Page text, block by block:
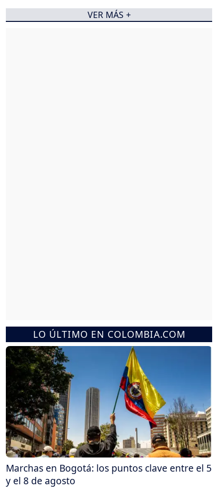
LO ÚLTIMO EN COLOMBIA.COM
Marchas en Bogotá: los puntos clave entre el 5
y el 8 de agosto
VER MÁS +